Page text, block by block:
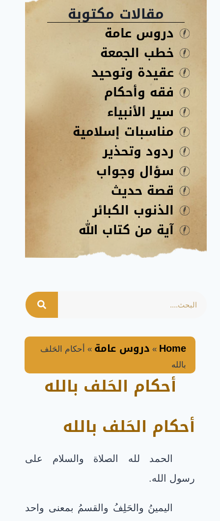
مقالات مكتوبة
دروس عامة
خطب الجمعة
عقيدة وتوحيد
فقه وأحكام
سير الأنبياء
مناسبات إسلامية
ردود وتحذير
سؤال وجواب
قصة حديث
الذنوب الكبائر
آية من كتاب الله
أحكام الحَلف بالله
Home
» دروس عامة » أحكام الحَلف
بالله
أحكام الحَلف بالله
الحمد لله الصلاة والسلام على
رسول الله.
اليمينُ والحَلِفُ والقسمُ بمعنى واحد